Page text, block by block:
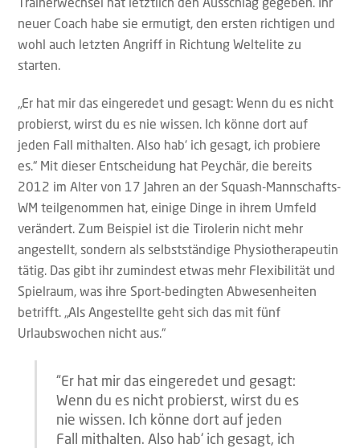
neuer Coach habe sie ermutigt, den ersten richtigen und
wohl auch letzten Angriff in Richtung Weltelite zu
starten.
„Er hat mir das eingeredet und gesagt: Wenn du es nicht
probierst, wirst du es nie wissen. Ich könne dort auf
jeden Fall mithalten. Also hab‘ ich gesagt, ich probiere
es.“ Mit dieser Entscheidung hat Peychär, die bereits
2012 im Alter von 17 Jahren an der Squash-Mannschafts-
WM teilgenommen hat, einige Dinge in ihrem Umfeld
verändert. Zum Beispiel ist die Tirolerin nicht mehr
angestellt, sondern als selbstständige Physiotherapeutin
tätig. Das gibt ihr zumindest etwas mehr Flexibilität und
Spielraum, was ihre Sport-bedingten Abwesenheiten
betrifft. „Als Angestellte geht sich das mit fünf
Urlaubswochen nicht aus.“
“Er hat mir das eingeredet und gesagt:
Wenn du es nicht probierst, wirst du es
nie wissen. Ich könne dort auf jeden
Fall mithalten. Also hab‘ ich gesagt, ich